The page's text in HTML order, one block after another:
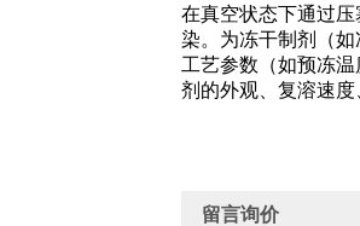
在真空状态下通过
染。为冻干制剂（
工艺参数（如预冻
剂的外观、复溶速
留言询价